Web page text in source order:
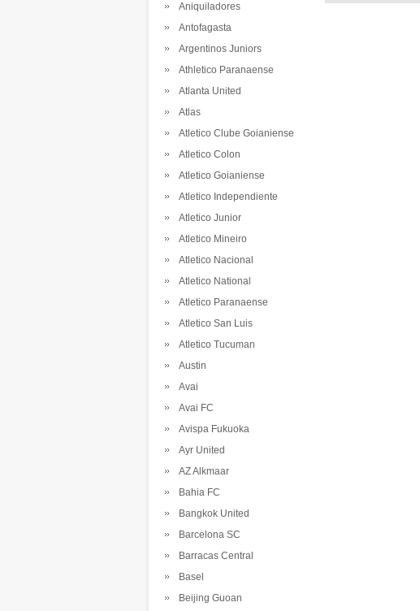
Aniquiladores
Antofagasta
Argentinos Juniors
Athletico Paranaense
Atlanta United
Atlas
Atletico Clube Goianiense
Atletico Colon
Atletico Goianiense
Atletico Independiente
Atletico Junior
Atletico Mineiro
Atletico Nacional
Atletico National
Atletico Paranaense
Atletico San Luis
Atletico Tucuman
Austin
Avai
Avai FC
Avispa Fukuoka
Ayr United
AZ Alkmaar
Bahia FC
Bangkok United
Barcelona SC
Barracas Central
Basel
Beijing Guoan